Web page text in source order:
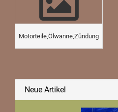
Motorteile,Ölwanne,Zündung
Neue Artikel